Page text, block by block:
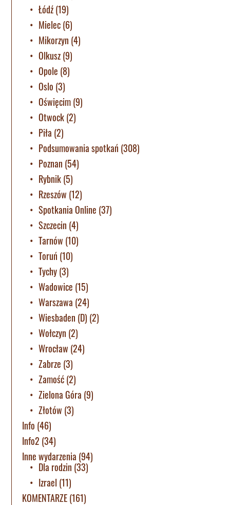
Łódź(19)
Mielec(6)
Mikorzyn (4)
Olkusz(9)
Opole (8)
Oslo (3)
Oświęcim(9)
Otwock(2)
Piła (2)
Podsumowania spotkań (308)
Poznan (54)
Rybnik(5)
Rzeszów (12)
Spotkania Online (37)
Szczecin (4)
Tarnów (10)
Toruń (10)
Tychy(3)
Wadowice (15)
Warszawa (24)
Wiesbaden (D) (2)
Wołczyn (2)
Wrocław (24)
Zabrze (3)
Zamość(2)
Zielona Góra (9)
Złotów (3)
Info (46)
Info2 (34)
Inne wydarzenia (94)
Dla rodzin (33)
Izrael (11)
KOMENTARZE(161)